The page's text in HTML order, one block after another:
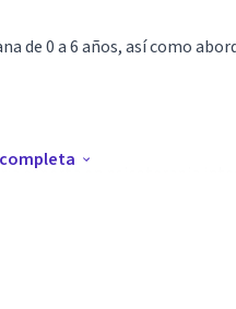
de 0 a 6 años, así como
experta en psicoterapia